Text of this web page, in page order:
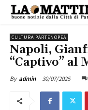
CULTURA PARTENOPEA
Napoli,
“Captivo” al
By admin 30/07/2025